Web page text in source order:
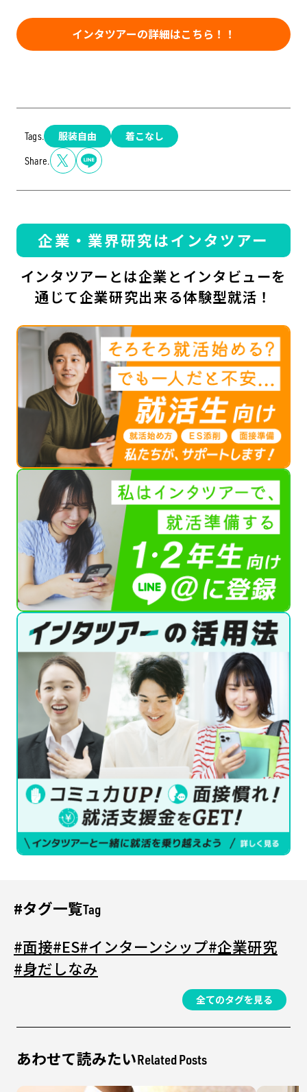
インタツアーの詳細はこちら！！
Tags. 服装自由 着こなし
Share.
企業・業界研究はインタツアー
インタツアーとは企業とインタビューを
通じて企業研究出来る体験型就活！
Tag
#タグ一覧
#面接#ES#インターンシップ#企業研究
#身だしなみ
全てのタグを見る
Related Posts
あわせて読みたい